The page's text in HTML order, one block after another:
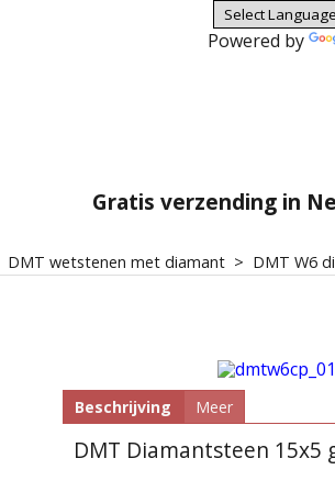
Powered by
Gratis verzending in
DMT wetstenen met diamant > DMT W6
Beschrijving Meer
DMT Diamantsteen 15x5